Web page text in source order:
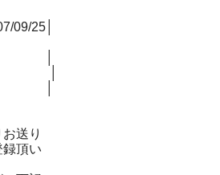
25│
│
│
送り
頂い